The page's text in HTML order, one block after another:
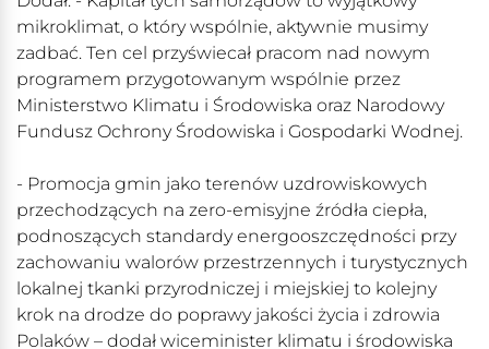
mikroklimat, o który wspólnie, aktywnie musimy
zadbać. Ten cel przyświecał pracom nad nowym
programem przygotowanym wspólnie przez
Ministerstwo Klimatu i Środowiska oraz Narodowy
Fundusz Ochrony Środowiska i Gospodarki Wodnej.
- Promocja gmin jako terenów uzdrowiskowych
przechodzących na zero-emisyjne źródła ciepła,
podnoszących standardy energooszczędności przy
zachowaniu walorów przestrzennych i turystycznych
lokalnej tkanki przyrodniczej i miejskiej to kolejny
krok na drodze do poprawy jakości życia i zdrowia
Polaków – dodał wiceminister klimatu i środowiska